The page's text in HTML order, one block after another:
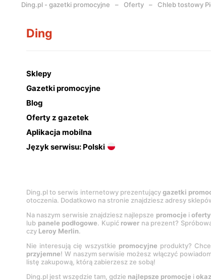
Ding.pl - gazetki promocyjne Oferty Chleb tostowy
Ding
Sklepy
Gazetki promocyjne
Blog
Oferty z gazetek
Aplikacja mobilna
Język serwisu: Polski
Ding.pl to serwis internetowy prezentującygazetki
otoczenia. Dodatkowo na stronie znajdziesz adresy
Na naszym serwisie znajdziesz najlepsze promocje ioferty
lub panele podłogowe. Kupić rower na prezent?
czy Leroy Merlin.
Nie interesują cię wszystkie promocyjne produkty?
przyjemne! W naszym serwisie możesz włączyć
listę zakupową, którą zabierzesz ze sobą!
Ding.pl jest wszędzie tam, gdzie najlepsze promocje i